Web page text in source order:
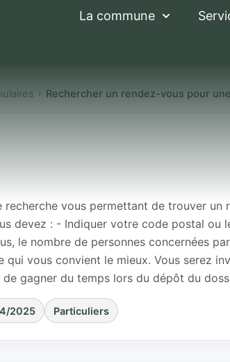
La commune
Rechercher un rendez-vous pour
rendez-
passeport
recherche vous permettant de trouver un
devez : - Indiquer votre code postal ou
le nombre de personnes concernées
vous convient le mieux. Vous serez
gagner du temps lors du dépôt du
2025 Particuliers